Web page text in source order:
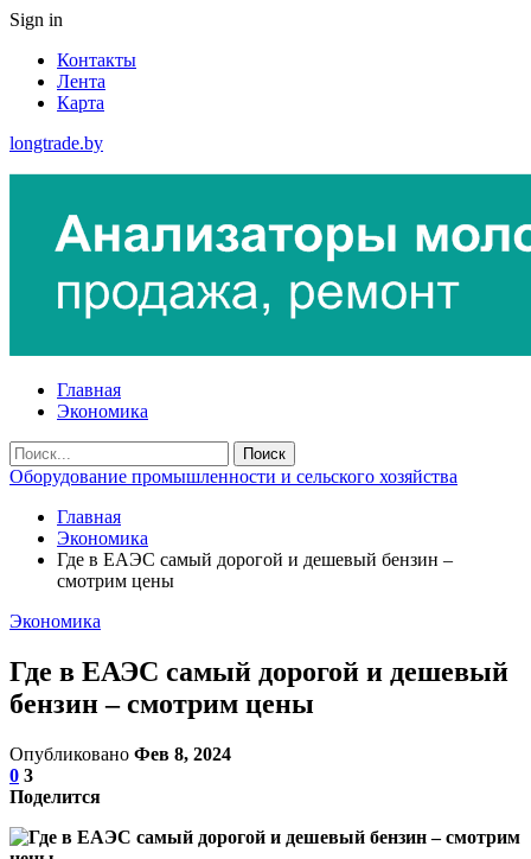
Sign in
Контакты
Лента
Карта
longtrade.by
Главная
Экономика
Оборудование промышленности и сельского хозяйства
Главная
Экономика
Где в ЕАЭС самый дорогой и дешевый бензин –
смотрим цены
Экономика
Где в ЕАЭС самый дорогой и дешевый
бензин – смотрим цены
Опубликовано Фев 8, 2024
0 3
Поделится